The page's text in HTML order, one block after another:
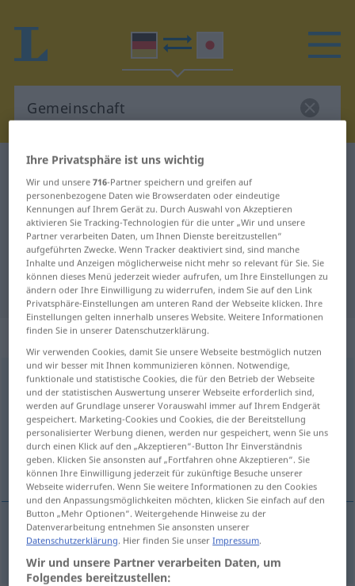
Deutsch-Japanisch Wörterbuch
Deutsch-Japanisch Übersetzung
für "Gemeinschaft"
"Gemeinschaft" Japanisch
Übersetzung
„Gemeinschaft“: weiblich
Gemeinschaftf
Übersicht aller Übersetzungen
(Für mehr Details die Übersetzung anklicken/antippen)
共同体
共同体[kyōdōtai] Gemeinschaft
Ihre Privatsphäre ist uns wichtig
Wir und unsere716-Partner speichern und greifen auf
personenbezogene Daten wie Browserdaten oder eindeutige
Kennungen auf Ihrem Gerät zu. Durch Auswahl von Akzeptieren
aktivieren Sie Tracking-Technologien für die unter „Wir und unsere
Partner verarbeiten Daten, um Ihnen Dienste bereitzustellen“
aufgeführten Zwecke. Wenn Tracker deaktiviert sind, sind manche
Inhalte und Anzeigen möglicherweise nicht mehr so relevant für Sie. Sie
können dieses Menü jederzeit wieder aufrufen, um Ihre Einstellungen zu
ändern oder Ihre Einwilligung zu widerrufen, indem Sie auf den Link
Privatsphäre-Einstellungen am unteren Rand der Webseite klicken. Ihre
Einstellungen gelten innerhalb unseres Website. Weitere Informationen
finden Sie in unserer Datenschutzerklärung.
Wir verwenden Cookies, damit Sie unsere Webseite bestmöglich nutzen
und wir besser mit Ihnen kommunizieren können. Notwendige,
funktionale und statistische Cookies, die für den Betrieb der Webseite
und der statistischen Auswertung unserer Webseite erforderlich sind,
werden auf Grundlage unserer Vorauswahl immer auf Ihrem Endgerät
gespeichert. Marketing-Cookies und Cookies, die der Bereitstellung
personalisierter Werbung dienen, werden nur gespeichert, wenn Sie uns
durch einen Klick auf den „Akzeptieren“-Button Ihr Einverständnis
geben. Klicken Sie ansonsten auf „Fortfahren ohne Akzeptieren“. Sie
können Ihre Einwilligung jederzeit für zukünftige Besuche unserer
Webseite widerrufen. Wenn Sie weitere Informationen zu den Cookies
und den Anpassungsmöglichkeiten möchten, klicken Sie einfach auf den
Button „Mehr Optionen“. Weitergehende Hinweise zu der
Datenverarbeitung entnehmen Sie ansonsten unserer
Datenschutzerklärung. Hier finden Sie unserImpressum.
Wir und unsere Partner verarbeiten Daten, um
Folgendes bereitzustellen: